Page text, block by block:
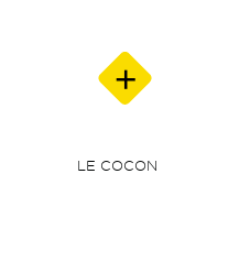
LE COCON